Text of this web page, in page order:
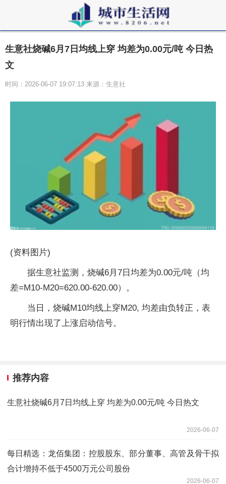
生意社烧碱6月7日均线上穿 均差为0.00元/吨 今日热
文
时间：2026-06-07 19:07:13 来源：生意社
(资料图片)
据生意社监测，烧碱6月7日均差为0.00元/吨（均
差=M10-M20=620.00-620.00）。
当日，烧碱M10均线上穿M20, 均差由负转正，表
明行情出现了上涨启动信号。
推荐内容
生意社烧碱6月7日均线上穿 均差为0.00元/吨 今日热文
2026-06-07
每日精选：龙佰集团：控股股东、部分董事、高管及骨干拟
合计增持不低于4500万元公司股份
2026-06-07